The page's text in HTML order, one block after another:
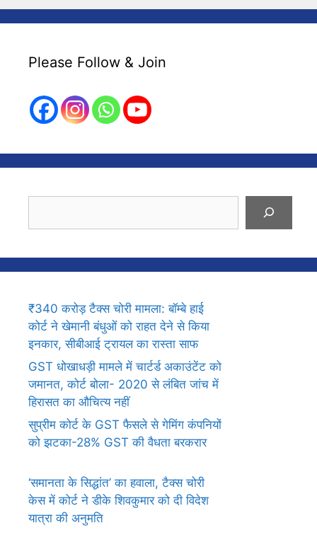
Please Follow & Join
₹340 करोड़ टैक्स चोरी मामला: बॉम्बे हाई
कोर्ट ने खेमानी बंधुओं को राहत देने से किया
इनकार, सीबीआई ट्रायल का रास्ता साफ
GST धोखाधड़ी मामले में चार्टर्ड अकाउंटेंट को
जमानत, कोर्ट बोला- 2020 से लंबित जांच में
हिरासत का औचित्य नहीं
सुप्रीम कोर्ट के GST फैसले से गेमिंग कंपनियों
को झटका-28% GST की वैधता बरकरार
‘समानता के सिद्धांत’ का हवाला, टैक्स चोरी
केस में कोर्ट ने डीके शिवकुमार को दी विदेश
यात्रा की अनुमति